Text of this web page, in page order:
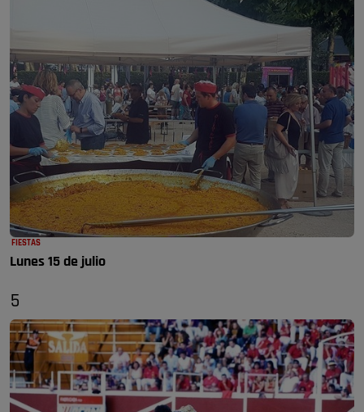
FIESTAS
Lunes 15 de julio
5